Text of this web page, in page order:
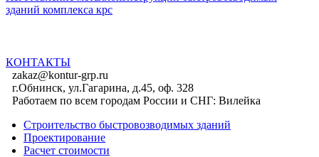
зданий комплекса крс
КОНТАКТЫ
zakaz@kontur-grp.ru
г.Обнинск, ул.Гагарина, д.45, оф. 328
Работаем по всем городам России и СНГ: Вилейка
Строительство быстровозводимых зданий
Проектирование
Расчет стоимости